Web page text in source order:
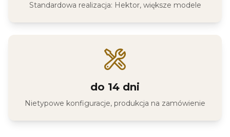
Standardowa realizacja: Hektor, większe modele
do 14 dni
Nietypowe konfiguracje, produkcja na zamówienie